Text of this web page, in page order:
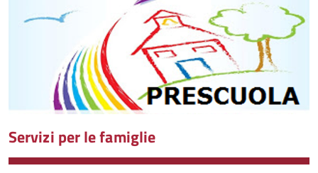
Servizi per le famiglie